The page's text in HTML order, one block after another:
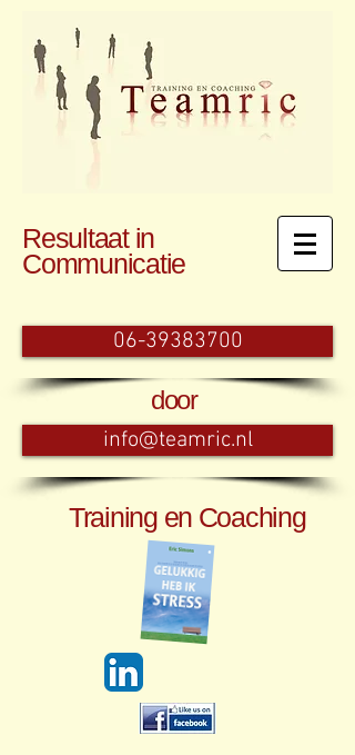
Resultaat in
Communicatie
06-39383700
door
info@teamric.nl
Training en Coaching